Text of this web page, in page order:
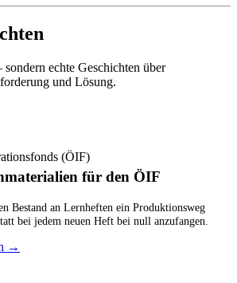
echte Geschichten über
und Lösung.
(ÖIF)
für den ÖIF
Bestand an Lernheften ein Produktionsweg
bei jedem neuen Heft bei null anzufangen.
→